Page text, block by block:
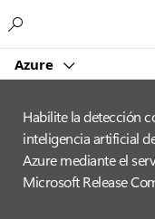
Azure
Habilite la detección
inteligencia artificial
Azure mediante el
Microsoft Release